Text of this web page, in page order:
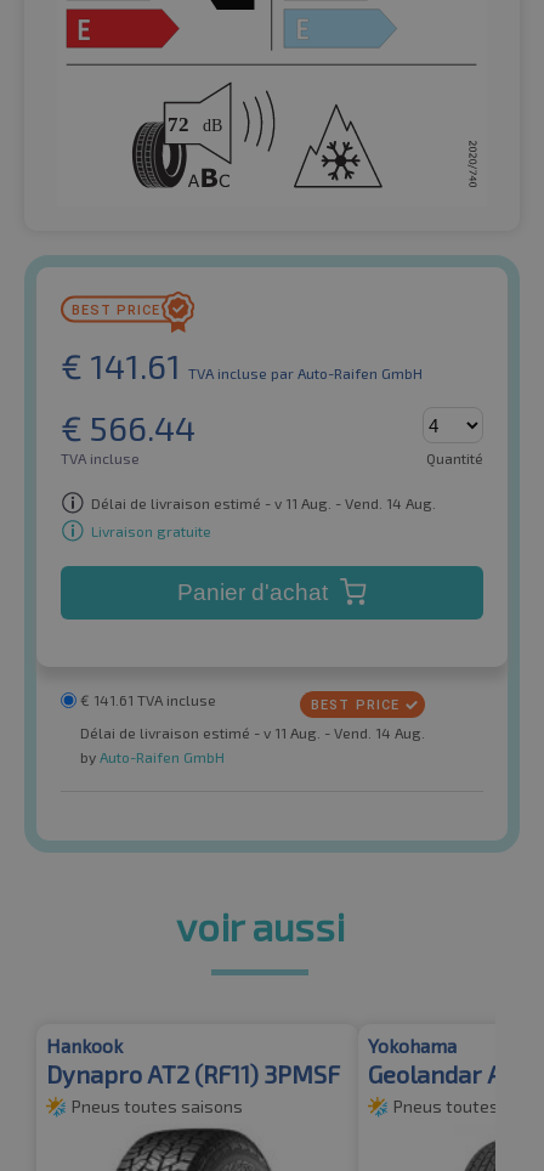
€ 141.61 TVA incluse par Auto-Raifen GmbH
€ 566.44
TVA incluse Quantité
Délai de livraison estimé - v 11 Aug. - Vend. 14 Aug.
Livraison gratuite
Panier d'achat
€ 141.61 TVA incluse
Délai de livraison estimé - v 11 Aug. - Vend. 14 Aug.
by Auto-Raifen GmbH
voir aussi
Hankook
Dynapro AT2 (RF11) 3PMSF
Pneus toutes saisons
Yokohama
Geolandar A/T
Pneus toutes